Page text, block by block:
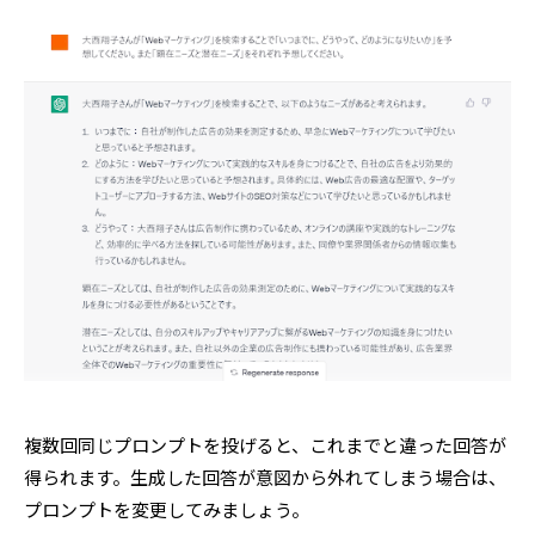
複数回同じプロンプトを投げると、これまでと違った回答が
得られます。生成した回答が意図から外れてしまう場合は、
プロンプトを変更してみましょう。